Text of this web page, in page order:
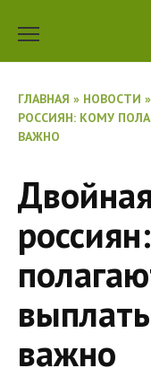
содержанию
ГЛАВНАЯ » НОВОСТИ »
РОССИЯН: КОМУ
ВАЖНО
важно